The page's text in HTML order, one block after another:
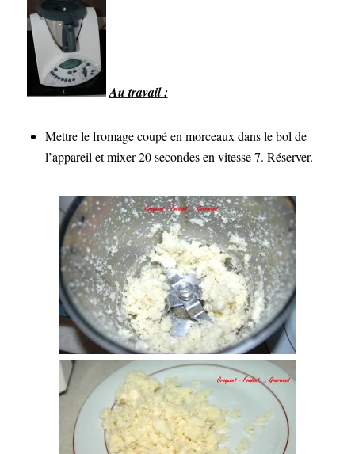
Au travail :
Mettre le fromage coupé en morceaux dans le bol de
l’appareil et mixer 20 secondes en vitesse 7. Réserver.